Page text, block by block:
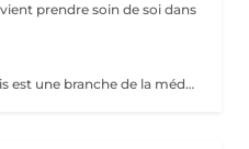
prendre soin de soi dans
Le modelage traditionnel chinois est une branche de la médecine traditionnelle chinoise, inspiré de l'acupuncture. Il est pratiqué en stimulant notamment les points d'acupuncture sur la totalité du corps, il vous procurera une sensation de bien-être en équilibrant les énergies et améliora les douleurs dorsales ainsi que l'évacuation du stress.